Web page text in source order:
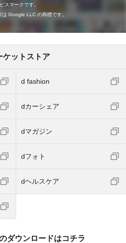
スマークです。
Google LLC の商標です。
ケットストア
d fashion
dカーシェア
dマガジン
dフォト
dヘルスケア
ダウンロードはコチラ